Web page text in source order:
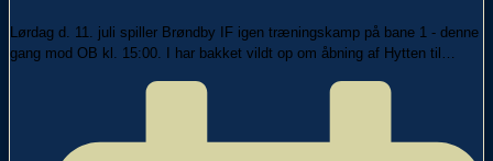
Lørdag d. 11. juli spiller Brøndby IF igen træningskamp på bane 1 - denne
gang mod OB kl. 15:00. I har bakket vildt op om åbning af Hytten til…